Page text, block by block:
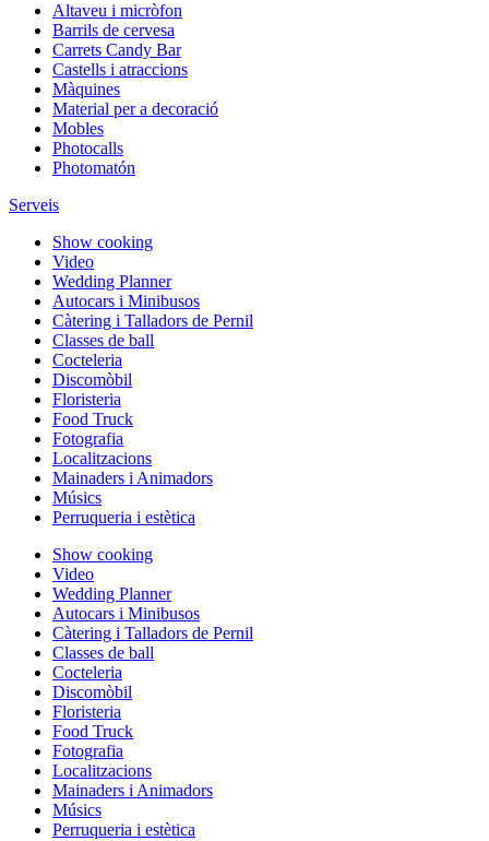
Altaveu i micròfon
Barrils de cervesa
Carrets Candy Bar
Castells i atraccions
Màquines
Material per a decoració
Mobles
Photocalls
Photomatón
Serveis
Show cooking
Video
Wedding Planner
Autocars i Minibusos
Càtering i Talladors de Pernil
Classes de ball
Cocteleria
Discomòbil
Floristeria
Food Truck
Fotografia
Localitzacions
Mainaders i Animadors
Músics
Perruqueria i estètica
Show cooking
Video
Wedding Planner
Autocars i Minibusos
Càtering i Talladors de Pernil
Classes de ball
Cocteleria
Discomòbil
Floristeria
Food Truck
Fotografia
Localitzacions
Mainaders i Animadors
Músics
Perruqueria i estètica